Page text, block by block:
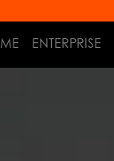
ENTERPRISE